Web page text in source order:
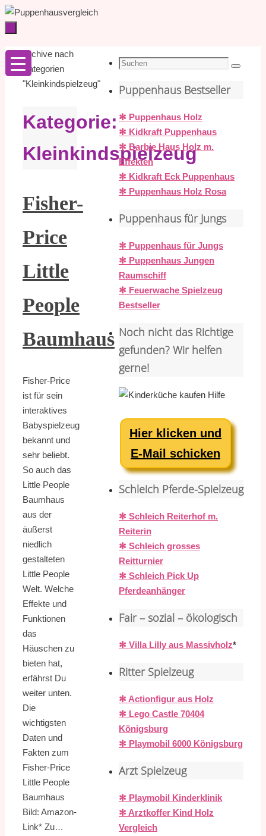
Zum
Inhalt
springen
Startseite
Archive nach
Kategorien
"Kleinkindspielzeug"
Kategorie:
Kleinkindspielzeug
Fisher-
Price
Little
People
Baumhaus
Fisher-Price
ist für sein
interaktives
Babyspielzeug
bekannt und
sehr beliebt.
So auch das
Little People
Baumhaus
aus der
äußerst
niedlich
gestalteten
Little People
Welt. Welche
Effekte und
Funktionen
das
Häuschen zu
bieten hat,
erfährst Du
weiter unten.
Die
wichtigsten
Daten und
Fakten zum
Fisher-Price
Little People
Baumhaus
Bild: Amazon-
Link* Zu…
Suche
Suchen
Puppenhaus Bestseller
✻ Puppenhaus Holz
✻ Kidkraft Puppenhaus
✻ Barbie Haus Holz m.
Effekten
✻ Kidkraft Eck Puppenhaus
✻ Puppenhaus Holz Rosa
Puppenhaus für Jungs
✻ Puppenhaus für Jungs
✻ Puppenhaus Jungen
Raumschiff
✻ Feuerwache Spielzeug
Bestseller
Noch nicht das Richtige
gefunden? Wir helfen
gerne!
Hier klicken und
E-Mail schicken
Schleich Pferde-Spielzeug
✻ Schleich Reiterhof m.
Reiterin
✻ Schleich grosses
Reitturnier
✻ Schleich Pick Up
Pferdeanhänger
Fair – sozial – ökologisch
✻ Villa Lilly aus Massivholz*
Ritter Spielzeug
✻ Actionfigur aus Holz
✻ Lego Castle 70404
Königsburg
✻ Playmobil 6000 Königsburg
Arzt Spielzeug
✻ Playmobil Kinderklinik
✻ Arztkoffer Kind Holz
Vergleich